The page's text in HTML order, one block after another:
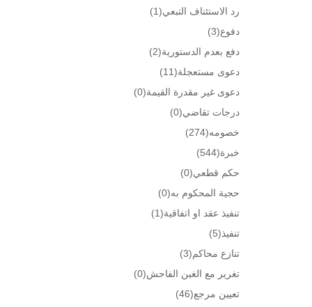
رد الاستئناف التبعي(1)
دفوع(3)
دفع بعدم الدستورية(2)
دعوى مستعجلة(11)
دعوى غير مقدرة القيمة(0)
درجات تقاضي(0)
خصومه(274)
خبرة(544)
حكم قطعي(0)
حجية المحكوم به(0)
تنفيذ عقد او اتفاقية(1)
تنفيذ(5)
تنازع محاكم(3)
تغرير مع الغبن الفاحش(0)
تعيين مرجع(46)